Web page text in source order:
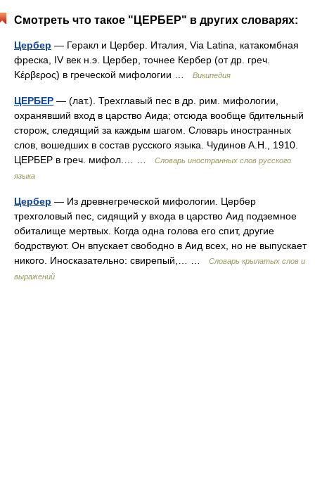
Смотреть что такое "ЦЕРБЕР" в других словарях:
Цербер — Геракл и Цербер. Италия, Via Latina, катакомбная
фреска, IV век н.э. Цербер, точнее Кербер (от др. греч.
Κέρβερος) в греческой мифологии …
Википедия
ЦЕРБЕР — (лат.). Трехглавый пес в др. рим. мифологии,
охранявший вход в царство Аида; отсюда вообще бдительный
сторож, следящий за каждым шагом. Словарь иностранных
слов, вошедших в состав русского языка. Чудинов А.Н., 1910.
ЦЕРБЕР в греч. мифол.… …
Словарь иностранных слов русского
языка
Цербер — Из древнегреческой мифологии. Цербер
трехголовый пес, сидящий у входа в царство Аид подземное
обиталище мертвых. Когда одна голова его спит, другие
бодрствуют. Он впускает свободно в Аид всех, но не выпускает
никого. Иносказательно: свирепый,… …
Словарь крылатых слов и
выражений